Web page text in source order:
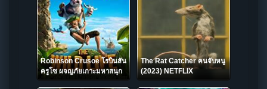
Robinson Crusoe โรบินสัน
ครูโซ ผจญภัยเกาะมหาสนุก
(2016)
The Rat Catcher คนจับหนู
(2023) NETFLIX